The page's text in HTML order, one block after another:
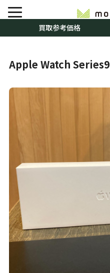
買取参考価格
Apple Watch Series9